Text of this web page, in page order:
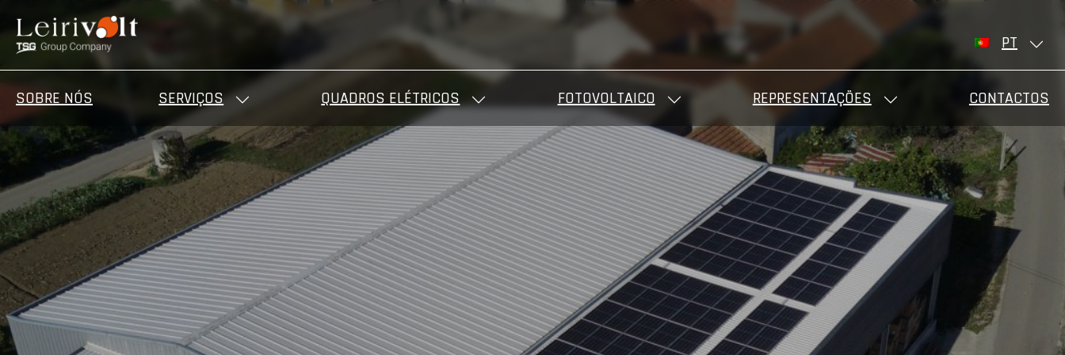
SOBRE NÓS SERVIÇOS QUADROS ELÉTRICOS FOTOVOLTAICO REPRESENTAÇÕES CONTACTOS
PT